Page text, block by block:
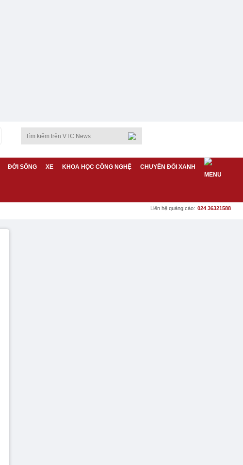
ĐỜI SỐNG XE KHOA HỌC CÔNG NGHỆ CHUYỂN ĐỔI XANH
Liên hệ quảng cáo: 024 36321588